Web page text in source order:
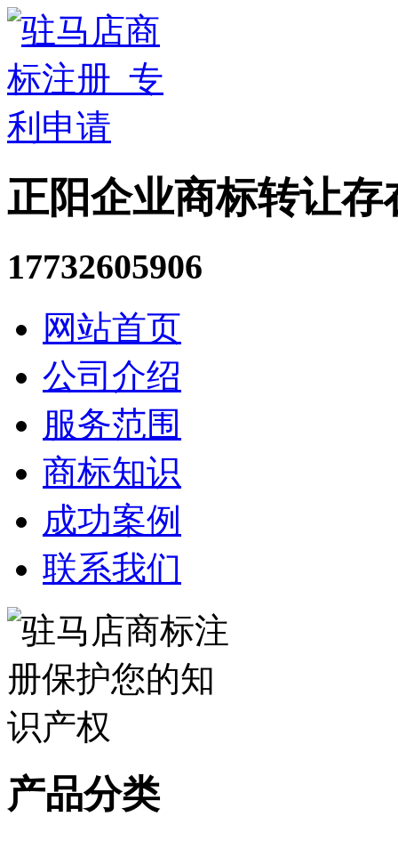
正阳企业商标转让存
17732605906
网站首页
公司介绍
服务范围
商标知识
成功案例
联系我们
产品分类